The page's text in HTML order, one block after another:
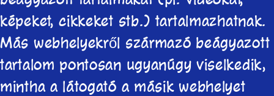
képeket, cikkeket stb.) tartalmazhatnak.
Más webhelyekről származó beágyazott
tartalom pontosan ugyanúgy viselkedik,
mintha a látogató a másik webhelyet